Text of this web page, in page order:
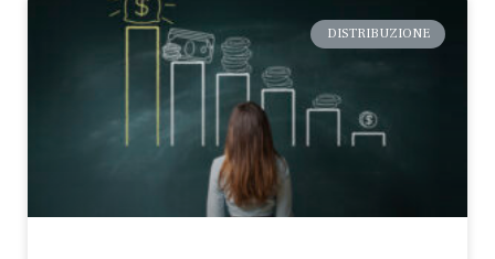
DISTRIBUZIONE